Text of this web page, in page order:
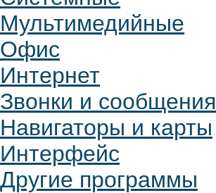
Мультимедийные
Офис
Интернет
Звонки и сообщения
Навигаторы и карты
Интерфейс
Другие программы